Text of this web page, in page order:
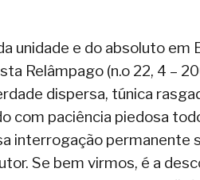
unidade e do absoluto em
Relâmpago (n.o 22, 4 –
dispersa, túnica
com paciência piedosa
interrogação permanente
Se bem virmos, é a